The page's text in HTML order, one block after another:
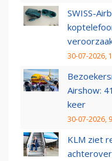
SWISS-
30-07-2026,
Airshow:
keer
30-07-2026,
KLM ziet